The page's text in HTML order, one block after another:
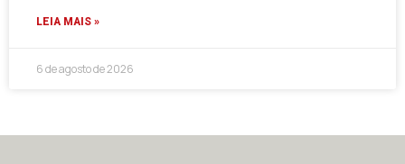
LEIA MAIS »
6 de agosto de 2026